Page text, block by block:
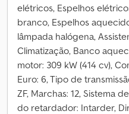
elétricos, Espelhos
branco, Espelhos
lâmpada halógena,
Climatização, Banco
motor: 309 kW (414 cv),
Euro: 6, Tipo de
ZF, Marchas: 12, Sistema
do retardador: Intarder,